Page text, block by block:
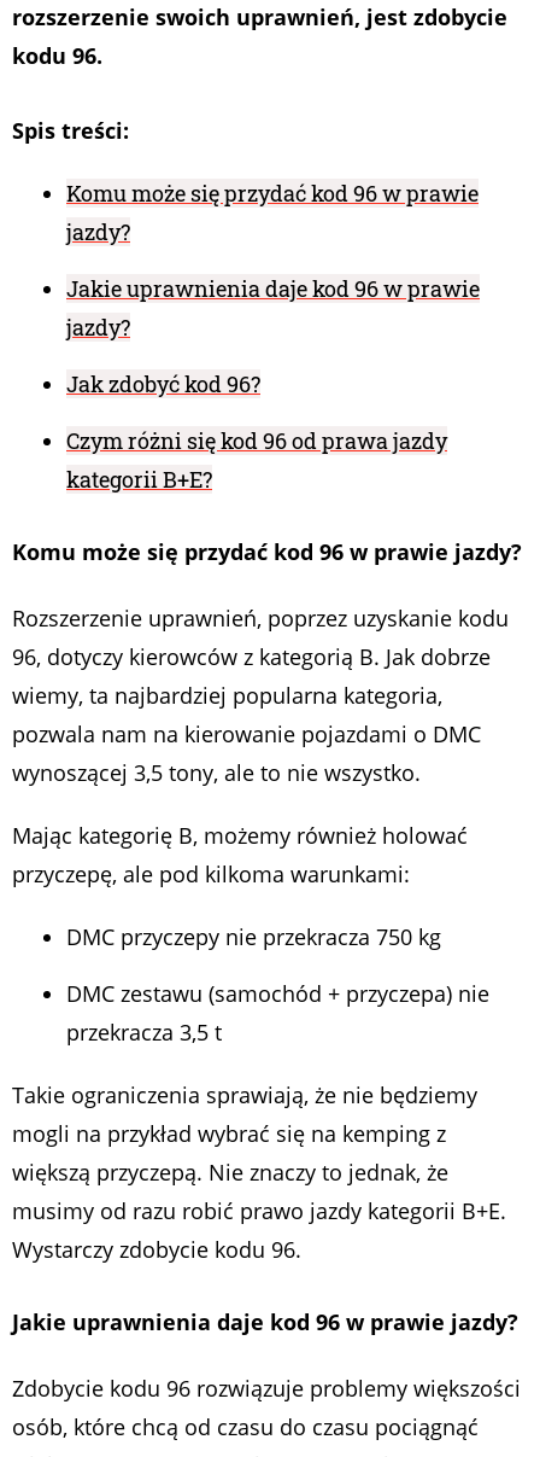
rozszerzenie swoich uprawnień, jest zdobycie
kodu 96.
Spis treści:
Komu może się przydać kod 96 w prawie
jazdy?
Jakie uprawnienia daje kod 96 w prawie
jazdy?
Jak zdobyć kod 96?
Czym różni się kod 96 od prawa jazdy
kategorii B+E?
Komu może się przydać kod 96 w prawie jazdy?
Rozszerzenie uprawnień, poprzez uzyskanie kodu
96, dotyczy kierowców z kategorią B. Jak dobrze
wiemy, ta najbardziej popularna kategoria,
pozwala nam na kierowanie pojazdami o DMC
wynoszącej 3,5 tony, ale to nie wszystko.
Mając kategorię B, możemy również holować
przyczepę, ale pod kilkoma warunkami:
DMC przyczepy nie przekracza 750 kg
DMC zestawu (samochód + przyczepa) nie
przekracza 3,5 t
Takie ograniczenia sprawiają, że nie będziemy
mogli na przykład wybrać się na kemping z
większą przyczepą. Nie znaczy to jednak, że
musimy od razu robić prawo jazdy kategorii B+E.
Wystarczy zdobycie kodu 96.
Jakie uprawnienia daje kod 96 w prawie jazdy?
Zdobycie kodu 96 rozwiązuje problemy większości
osób, które chcą od czasu do czasu pociągnąć